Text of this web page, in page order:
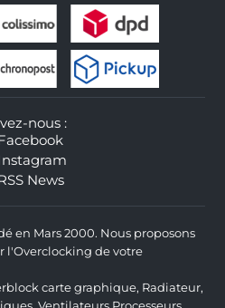
nous :
News
en Mars 2000. Nous proposons
l'Overclocking de votre
carte graphique, Radiateur,